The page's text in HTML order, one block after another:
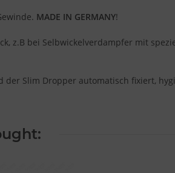
MADE IN GERMANY!
z.B bei Selbwickelverdampfer mit
der Slim Dropper automatisch fixiert,